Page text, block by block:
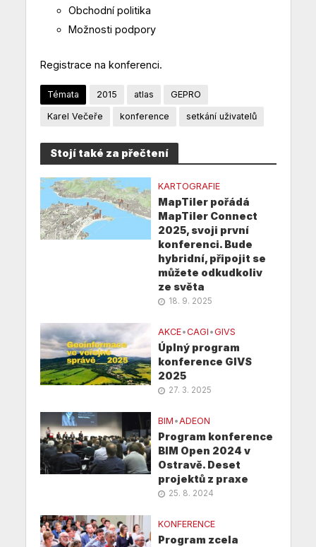
Obchodní politika
Možnosti podpory
Registrace na konferenci.
Témata 2015 atlas GEPRO
Karel Večeře konference setkání uživatelů
Stojí také za přečtení
KARTOGRAFIE
MapTiler pořádá
MapTiler Connect
2025, svoji první
konferenci. Bude
hybridní, připojit se
můžete odkudkoliv
ze světa
18. 9. 2025
AKCE•CAGI •GIVS
Úplný program
konference GIVS
2025
27. 3. 2025
BIM •ADEON
Program konference
BIM Open 2024 v
Ostravě. Deset
projektů z praxe
25. 8. 2024
KONFERENCE
Program zcela